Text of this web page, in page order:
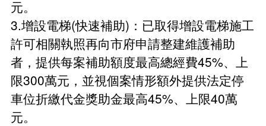
元。
3.增設電梯(快速補助)：已取得增設電梯施工
許可相關執照再向市府申請整建維護補助
者，提供每案補助額度最高總經費45%、上
限300萬元，並視個案情形額外提供法定停
車位折繳代金獎助金最高45%、上限40萬
元。